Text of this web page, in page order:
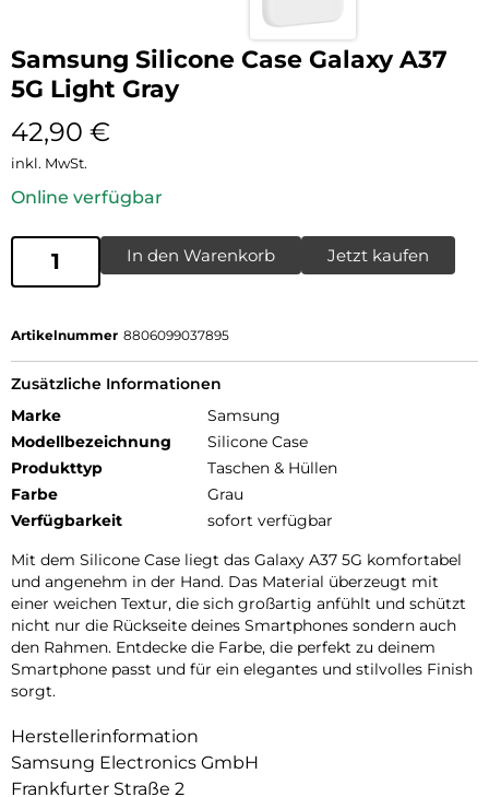
Samsung Silicone Case Galaxy A37
5G Light Gray
42,90 €
inkl. MwSt.
Online verfügbar
In den Warenkorb Jetzt kaufen
Artikelnummer 8806099037895
Zusätzliche Informationen
Marke
Samsung
Modellbezeichnung
Silicone Case
Produkttyp
Taschen & Hüllen
Farbe
Grau
Verfügbarkeit
sofort verfügbar
Mit dem Silicone Case liegt das Galaxy A37 5G komfortabel
und angenehm in der Hand. Das Material überzeugt mit
einer weichen Textur, die sich großartig anfühlt und schützt
nicht nur die Rückseite deines Smartphones sondern auch
den Rahmen. Entdecke die Farbe, die perfekt zu deinem
Smartphone passt und für ein elegantes und stilvolles Finish
sorgt.
Herstellerinformation
Samsung Electronics GmbH
Frankfurter Straße 2